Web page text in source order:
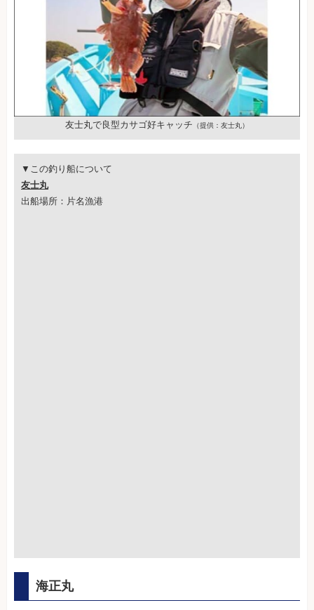
友士丸で良型カサゴ好キャッチ （提供：友士丸）
▼この釣り船について
友士丸
出船場所：片名漁港
海正丸